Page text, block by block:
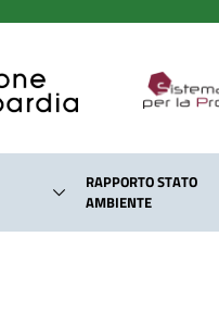
RAPPORTO STATO
AMBIENTE